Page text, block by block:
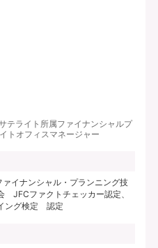
テライト所属ファイナンシャルプ
トオフィスマネージャー
イナンシャル・プランニング技
JFCファクトチェッカー認定、
ング検定 認定